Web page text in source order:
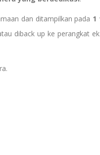
dan ditampilkan pada 1
diback up ke perangkat